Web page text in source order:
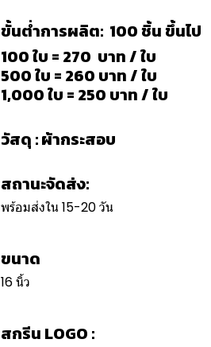
ขั้นต่ำการผลิต: 100 ชิ้น ขึ้นไป
100 ใบ = 270 บาท / ใบ
500 ใบ = 260 บาท / ใบ
1,000 ใบ = 250 บาท / ใบ
วัสดุ : ผ้ากระสอบ
สถานะจัดส่ง:
พร้อมส่งใน 15-20 วัน
ขนาด
16 นิ้ว
สกรีน LOGO :